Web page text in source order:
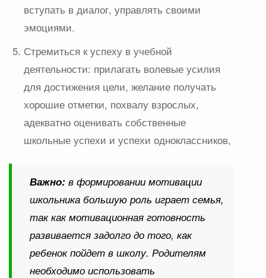
вступать в диалог, управлять своими
эмоциями.
Стремиться к успеху в учебной
деятельности: прилагать волевые усилия
для достижения цели, желание получать
хорошие отметки, похвалу взрослых,
адекватно оценивать собственные
школьные успехи и успехи одноклассников,
Важно: в формировании мотивации
школьника большую роль играет семья,
так как мотивационная готовность
развивается задолго до того, как
ребенок пойдет в школу. Родителям
необходимо использовать